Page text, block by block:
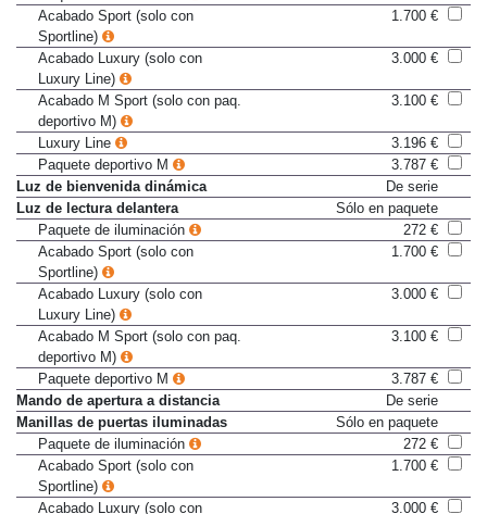
Paquete de iluminación
272 €
Acabado Sport (solo con
Sportline)
Acabado Luxury (solo con
Luxury Line)
Acabado M Sport (solo con paq.
deportivo M)
Luxury Line
3.196 €
Paquete deportivo M
3.787 €
Luz de bienvenida dinámica
De serie
Luz de lectura delantera
Sólo en paquete
Paquete de iluminación
272 €
Acabado Sport (solo con
Sportline)
Acabado Luxury (solo con
Luxury Line)
Acabado M Sport (solo con paq.
deportivo M)
Paquete deportivo M
3.787 €
Mando de apertura a distancia
De serie
Manillas de puertas iluminadas
Sólo en paquete
Paquete de iluminación
272 €
Acabado Sport (solo con
Sportline)